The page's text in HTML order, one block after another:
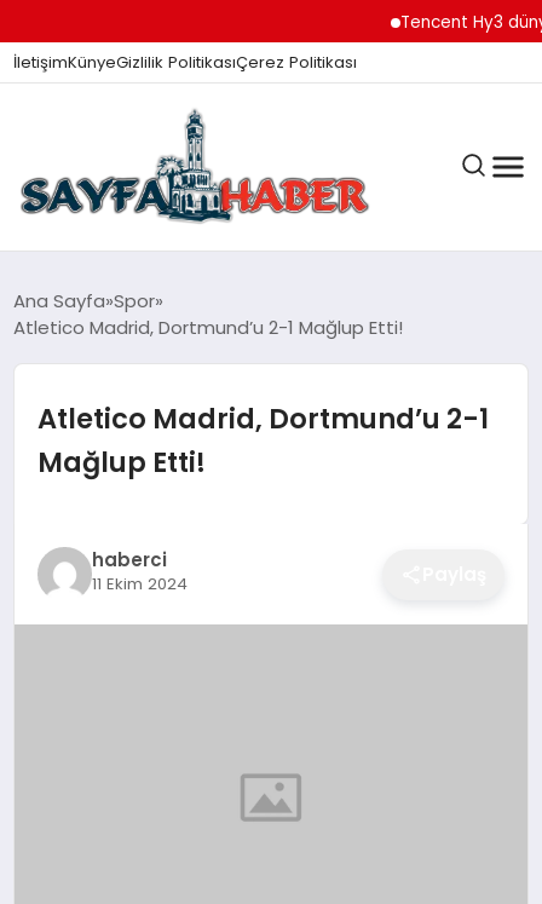
Tencent Hy3
İletişimKünyeGizlilik PolitikasıÇerez Politikası
ANA SAYFA
İZMIR HABERLERI
EĞITIM
Ana Sayfa Spor
Atletico Madrid, Dortmund’u 2-1 Mağlup Etti!
Atletico Madrid, Dortmund’u 2-1
Mağlup Etti!
haberci
11 Ekim 2024